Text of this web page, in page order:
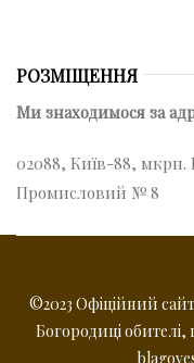
РОЗМІЩЕННЯ
Ми знаходимося за
02088, Київ-88, мкрн.
Промисловий № 8
©2023 Офіційний
Богородиці